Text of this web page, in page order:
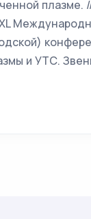
плазме.
и УТС.